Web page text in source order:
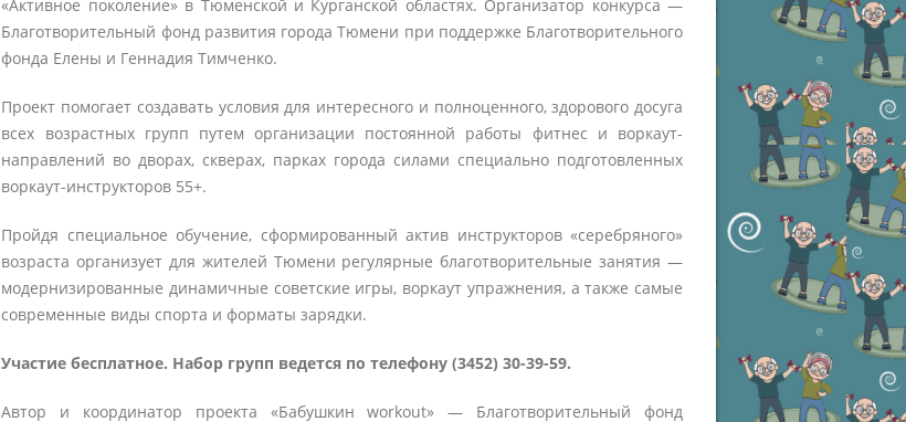
«Активное поколение» в Тюменской и Курганской областях. Организатор конкурса ―
Благотворительный фонд развития города Тюмени при поддержке Благотворительного
фонда Елены и Геннадия Тимченко.
Проект помогает создавать условия для интересного и полноценного, здорового досуга
всех возрастных групп путем организации постоянной работы фитнес и воркаут-
направлений во дворах, скверах, парках города силами специально подготовленных
воркаут-инструкторов 55+.
Пройдя специальное обучение, сформированный актив инструкторов «серебряного»
возраста организует для жителей Тюмени регулярные благотворительные занятия ―
модернизированные динамичные советские игры, воркаут упражнения, а также самые
современные виды спорта и форматы зарядки.
Участие бесплатное. Набор групп ведется по телефону (3452) 30-39-59.
Автор и координатор проекта «Бабушкин workout» ― Благотворительный фонд